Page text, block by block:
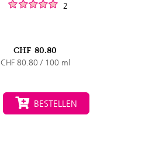
2
CHF 80.80
CHF 80.80 / 100 ml
BESTELLEN